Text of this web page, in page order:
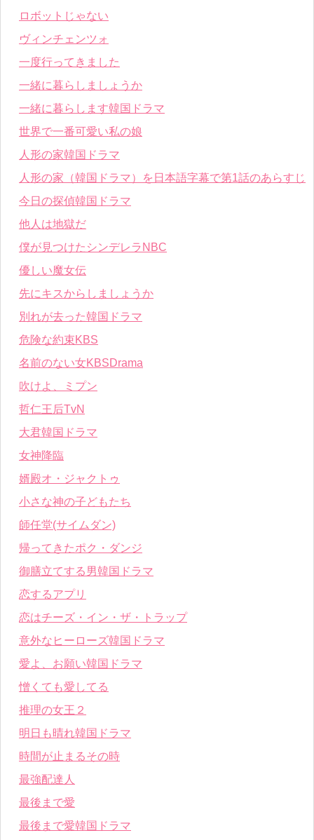
ロボットじゃない
ヴィンチェンツォ
一度行ってきました
一緒に暮らしましょうか
一緒に暮らします韓国ドラマ
世界で一番可愛い私の娘
人形の家韓国ドラマ
人形の家（韓国ドラマ）を日本語字幕で第1話のあらすじ
今日の探偵韓国ドラマ
他人は地獄だ
僕が見つけたシンデレラNBC
優しい魔女伝
先にキスからしましょうか
別れが去った韓国ドラマ
危険な約束KBS
名前のない女KBSDrama
吹けよ、ミプン
哲仁王后TvN
大君韓国ドラマ
女神降臨
婿殿オ・ジャクトゥ
小さな神の子どもたち
師任堂(サイムダン)
帰ってきたポク・ダンジ
御膳立てする男韓国ドラマ
恋するアプリ
恋はチーズ・イン・ザ・トラップ
意外なヒーローズ韓国ドラマ
愛よ、お願い韓国ドラマ
憎くても愛してる
推理の女王２
明日も晴れ韓国ドラマ
時間が止まるその時
最強配達人
最後まで愛
最後まで愛韓国ドラマ